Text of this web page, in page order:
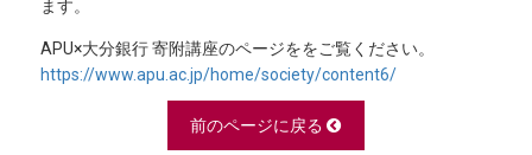
ます。
APU×大分銀行 寄附講座のページををご覧ください。
https://www.apu.ac.jp/home/society/content6/
前のページに戻る